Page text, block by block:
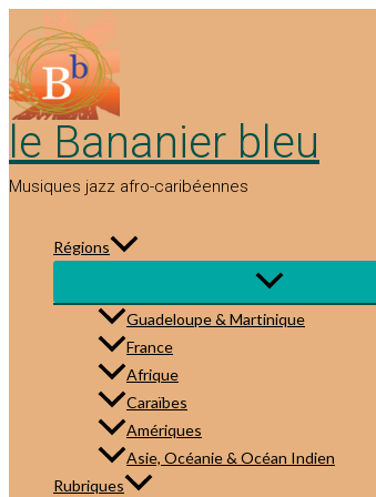
au
contenu
le Bananier bleu
Musiques jazz afro-caribéennes
Régions
Guadeloupe & Martinique
France
Afrique
Caraïbes
Amériques
Asie, Océanie & Océan Indien
Rubriques